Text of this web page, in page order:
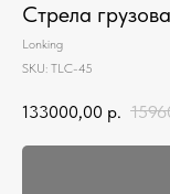
Стрела
Lonking
SKU: TLC-45
133000,00 р.